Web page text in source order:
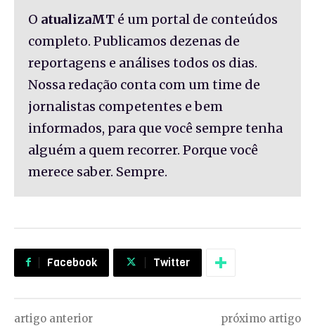
O atualizaMT é um portal de conteúdos
completo. Publicamos dezenas de
reportagens e análises todos os dias.
Nossa redação conta com um time de
jornalistas competentes e bem
informados, para que você sempre tenha
alguém a quem recorrer. Porque você
merece saber. Sempre.
Facebook Twitter
artigo anterior próximo artigo